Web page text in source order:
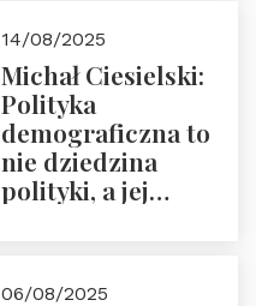
14/08/2025
Michał Ciesielski:
Polityka
demograficzna to
nie dziedzina
polityki, a jej
06/08/2025